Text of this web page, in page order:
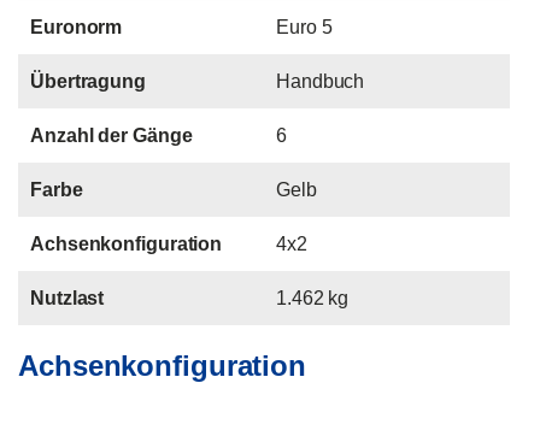
Euronorm Euro 5
Übertragung Handbuch
Anzahl der Gänge 6
Farbe Gelb
Achsenkonfiguration 4x2
Nutzlast 1.462 kg
Achsenkonfiguration